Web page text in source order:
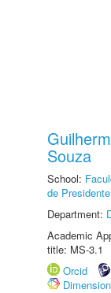
Souza
School:
de
Department:
Academic
title: MS-3.1
Orcid